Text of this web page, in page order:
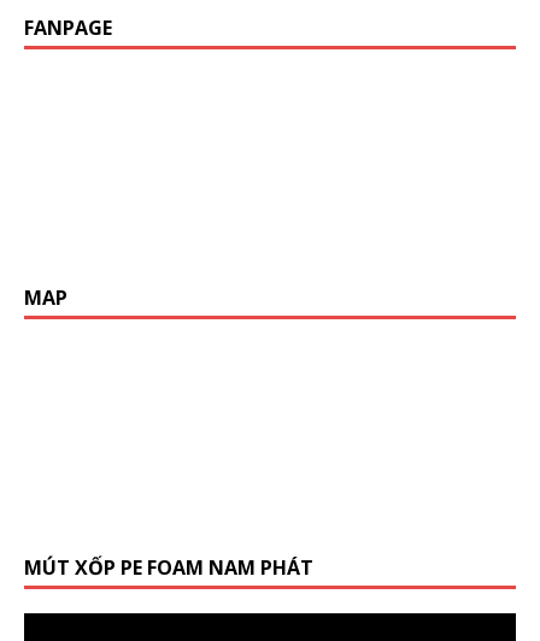
FANPAGE
MAP
MÚT XỐP PE FOAM NAM PHÁT